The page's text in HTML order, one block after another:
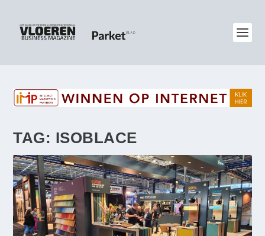
TAG: ISOBLACE